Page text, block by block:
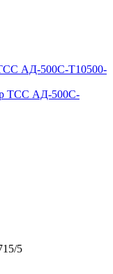
ТСС АД-500С-Т10500-
5